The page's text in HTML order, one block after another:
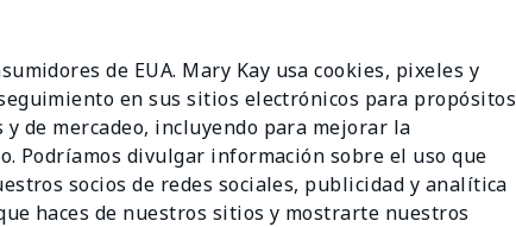
de EUA. Mary Kay usa cookies, pixeles y
en sus sitios electrónicos para propósitos
de mercadeo, incluyendo para mejorar la
Podríamos divulgar información sobre el uso que
socios de redes sociales, publicidad y analítica
haces de nuestros sitios y mostrarte nuestros